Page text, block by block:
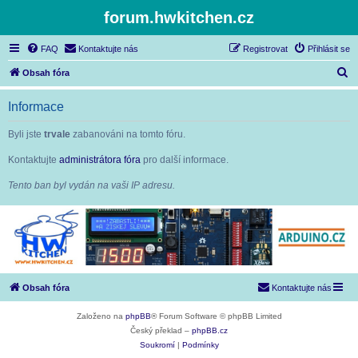
forum.hwkitchen.cz
FAQ Kontaktujte nás Přihlásit se
Registrovat
Obsah fóra
l
Informace
Byli jste trvale zabanováni na tomto fóru.
Kontaktujte administrátora fóra pro další informace.
Tento ban byl vydán na vaši IP adresu.
Obsah fóra Kontaktujte nás
Založeno na phpBB® Forum Software © phpBB Limited
Český překlad – phpBB.cz
Soukromí
Podmínky